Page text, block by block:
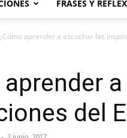
FRASES Y
¿Cómo aprender a escuchar las
del